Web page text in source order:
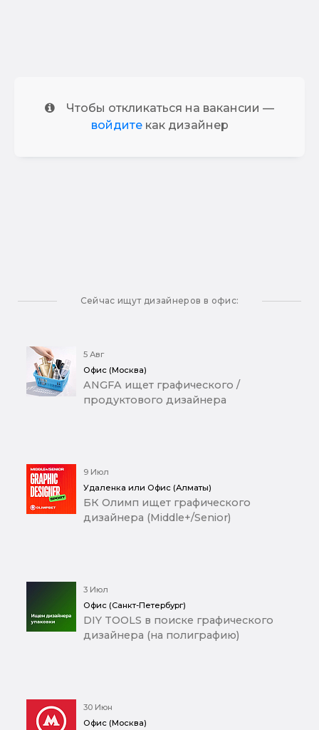
Чтобы откликаться на вакансии —
войдитекак дизайнер
Сейчас ищут дизайнеров в офис:
5 Авг
Офис (Москва)
ANGFA ищет графического /
продуктового дизайнера
9 Июл
Удаленка или Офис (Алматы)
БК Олимп ищет графического
дизайнера (Middle+/Senior)
3 Июл
Офис (Санкт-Петербург)
DIY TOOLS в поиске графического
дизайнера (на полиграфию)
30 Июн
Офис (Москва)